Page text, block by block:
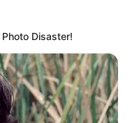
Disaster!